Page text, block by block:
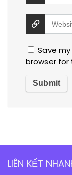
Save
browser
LIÊN KẾT